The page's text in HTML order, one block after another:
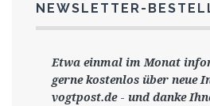
NEWSLETTER-
Etwa einmal im Monat
gernekostenlos über neue
vogtpost.de- und danke